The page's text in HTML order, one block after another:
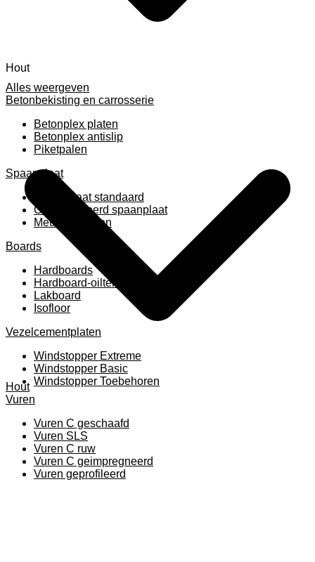
Alles weergeven
Betonbekisting en carrosserie
Betonplex platen
Betonplex antislip
Piketpalen
Spaanplaat
Spaanplaat standaard
Geplastificeerd spaanplaat
Meubelpanelen
Boards
Hardboards
Hardboard-oiltemperated
Lakboard
Isofloor
Vezelcementplaten
Windstopper Extreme
Windstopper Basic
Windstopper Toebehoren
Hout
Hout
Vuren
Vuren C geschaafd
Vuren SLS
Vuren C ruw
Vuren C geimpregneerd
Vuren geprofileerd